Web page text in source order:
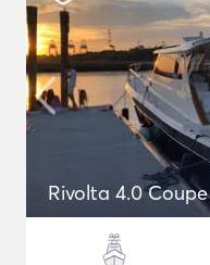
Rivolta 4.0 Coupe